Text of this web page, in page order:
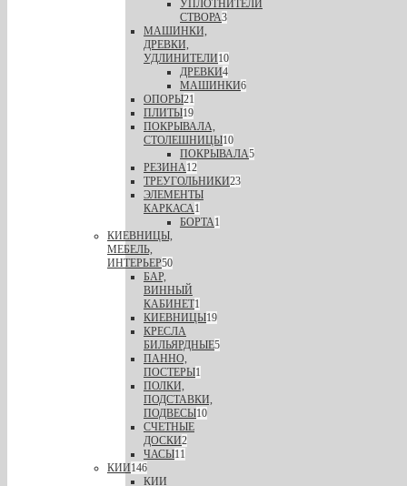
УПЛОТНИТЕЛИ
СТВОРА3
МАШИНКИ,
ДРЕВКИ,
УДЛИНИТЕЛИ10
ДРЕВКИ4
МАШИНКИ6
ОПОРЫ21
ПЛИТЫ19
ПОКРЫВАЛА,
СТОЛЕШНИЦЫ10
ПОКРЫВАЛА5
РЕЗИНА12
ТРЕУГОЛЬНИКИ23
ЭЛЕМЕНТЫ
КАРКАСА1
БОРТА1
КИЕВНИЦЫ,
МЕБЕЛЬ,
ИНТЕРЬЕР50
БАР,
ВИННЫЙ
КАБИНЕТ1
КИЕВНИЦЫ19
КРЕСЛА
БИЛЬЯРДНЫЕ5
ПАННО,
ПОСТЕРЫ1
ПОЛКИ,
ПОДСТАВКИ,
ПОДВЕСЫ10
СЧЕТНЫЕ
ДОСКИ2
ЧАСЫ11
КИИ146
КИИ